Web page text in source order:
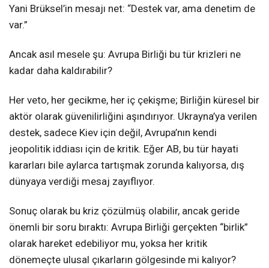
Yani Brüksel’in mesajı net: “Destek var, ama denetim de
var.”
Ancak asıl mesele şu: Avrupa Birliği bu tür krizleri ne
kadar daha kaldırabilir?
Her veto, her gecikme, her iç çekişme; Birliğin küresel bir
aktör olarak güvenilirliğini aşındırıyor. Ukrayna’ya verilen
destek, sadece Kiev için değil, Avrupa’nın kendi
jeopolitik iddiası için de kritik. Eğer AB, bu tür hayati
kararları bile aylarca tartışmak zorunda kalıyorsa, dış
dünyaya verdiği mesaj zayıflıyor.
Sonuç olarak bu kriz çözülmüş olabilir, ancak geride
önemli bir soru bıraktı: Avrupa Birliği gerçekten “birlik”
olarak hareket edebiliyor mu, yoksa her kritik
dönemeçte ulusal çıkarların gölgesinde mi kalıyor?